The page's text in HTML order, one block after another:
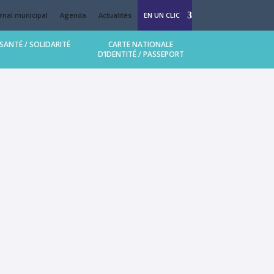
municipal Agenda Actualités EN UN CLIC
SANTÉ / SOLIDARITÉ
CARTE NATIONALE
D’IDENTITÉ / PASSEPORT
Bulle d’enfance)